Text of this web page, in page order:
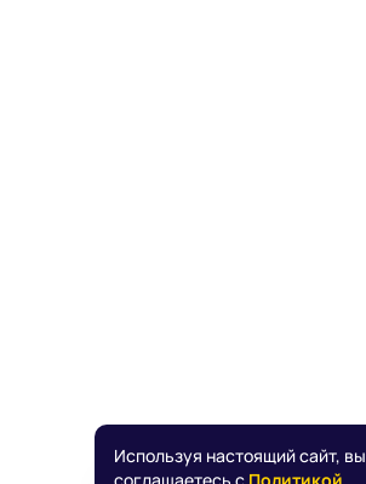
Используя настоящий сайт, вы